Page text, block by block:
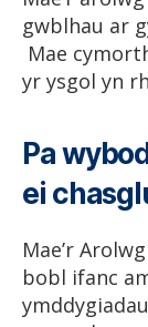
gwblhau ar
Mae
yr ysgol yn
Pa
ei
Mae’r
bobl ifanc